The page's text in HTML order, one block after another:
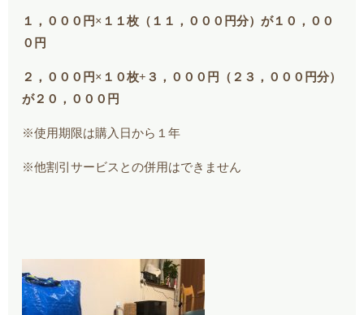
１，０００円×１１枚（１１，０００円分）が１０，００
０円
２，０００円×１０枚+３，０００円（２３，０００円分）
が２０，０００円
※使用期限は購入日から１年
※他割引サービスとの併用はできません